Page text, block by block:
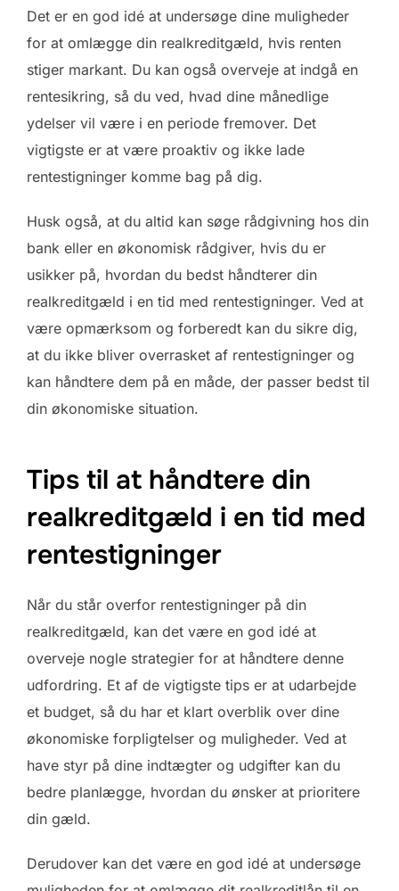
Det er en god idé at undersøge dine muligheder
for at omlægge din realkreditgæld, hvis renten
stiger markant. Du kan også overveje at indgå en
rentesikring, så du ved, hvad dine månedlige
ydelser vil være i en periode fremover. Det
vigtigste er at være proaktiv og ikke lade
rentestigninger komme bag på dig.
Husk også, at du altid kan søge rådgivning hos din
bank eller en økonomisk rådgiver, hvis du er
usikker på, hvordan du bedst håndterer din
realkreditgæld i en tid med rentestigninger. Ved at
være opmærksom og forberedt kan du sikre dig,
at du ikke bliver overrasket af rentestigninger og
kan håndtere dem på en måde, der passer bedst til
din økonomiske situation.
Tips til at håndtere din
realkreditgæld i en tid med
rentestigninger
Når du står overfor rentestigninger på din
realkreditgæld, kan det være en god idé at
overveje nogle strategier for at håndtere denne
udfordring. Et af de vigtigste tips er at udarbejde
et budget, så du har et klart overblik over dine
økonomiske forpligtelser og muligheder. Ved at
have styr på dine indtægter og udgifter kan du
bedre planlægge, hvordan du ønsker at prioritere
din gæld.
Derudover kan det være en god idé at undersøge